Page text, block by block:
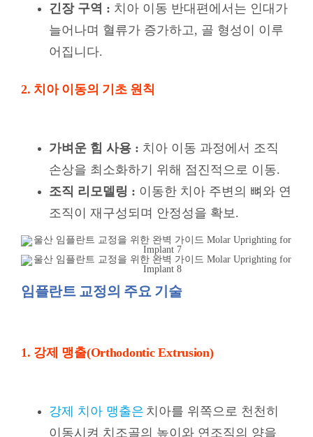
긴장 구역 : 치아 이동 반대편에서는 인대가
늘어나며 혈류가 증가하고, 골 형성이 이루
어집니다.
2. 치아 이동의 기초 원칙
가벼운 힘 사용 : 치아 이동 과정에서 조직
손상을 최소화하기 위해 점진적으로 이동.
조직 리모델링 : 이동한 치아 주변의 뼈와 연
조직이 재구성되며 안정성을 확보.
임플란트 교정의 주요 기술
1. 강제 맹출(Orthodontic Extrusion)
강제 치아 맹출은 치아를 위쪽으로 천천히
이동시켜 치조골의 높이와 연조직의 양을